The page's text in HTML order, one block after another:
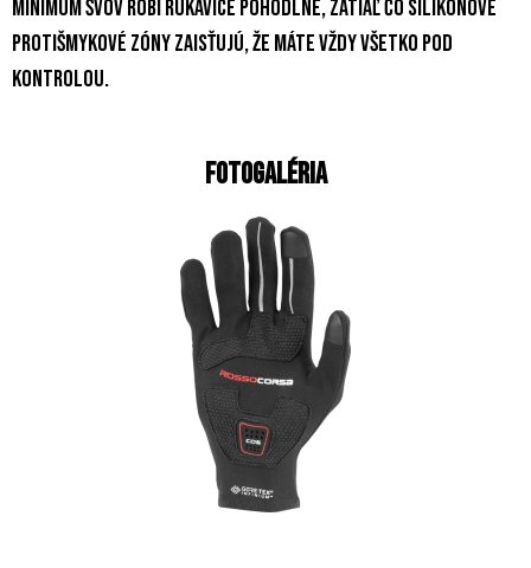
Minimum švov robí rukavice pohodlné, zatiaľ čo silikónové
protišmykové zóny zaisťujú, že máte vždy všetko pod
kontrolou.
Fotogaléria